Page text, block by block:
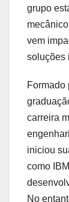
grupo
vem
soluções
Formado
carreira
iniciou
como
No